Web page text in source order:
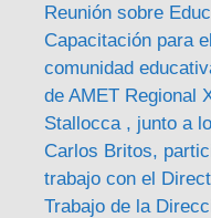
Reunión sobre
Capacitación para
comunidad
de AMET Regional
Stallocca , junto a
Carlos Britos,
trabajo con el
Trabajo de la